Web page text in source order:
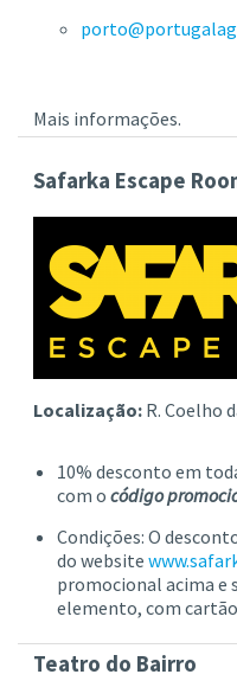
Mais informações.
Safarka Escape
Localização:R. Coelho
10% desconto em
com o código
Condições: O
do website
promocional acima e
elemento, com
Teatro do Bairro